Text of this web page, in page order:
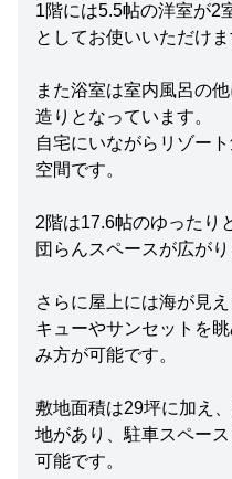
1階には5.5帖の洋室が2
としてお使いいただけま
また浴室は室内風呂の
造りとなっています。
自宅にいながらリゾー
空間です。
2階は17.6帖のゆったり
団らんスペースが広がり
さらに屋上には海が見
キューやサンセットを
み方が可能です。
敷地面積は29坪に加え
地があり、駐車スペー
可能です。